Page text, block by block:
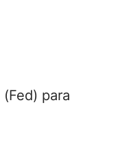
(Fed) para